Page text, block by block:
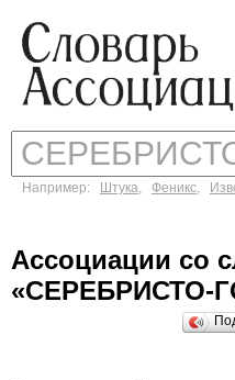
Например: Штука, Феникс,
Ассоциации со
«СЕРЕБРИСТО-